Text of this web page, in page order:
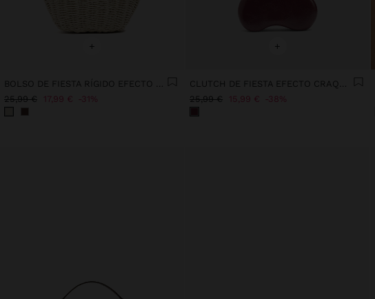
+
BOLSO DE FIESTA RÍGIDO EFECTO RAFIA
25,99 € 17,99 € 31%
+
CLUTCH DE FIESTA EFECTO CRAQUELADO
25,99 € 15,99 € 38%